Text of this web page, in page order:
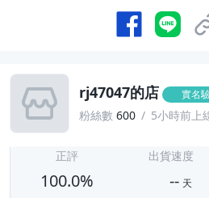
rj47047的店 實名
粉絲數 600 5小時前上
正評
100.0%
出貨速度
-- 天